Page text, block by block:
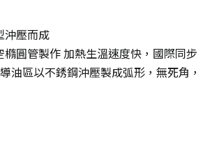
沖壓而成
橢圓管製作 加熱生溫速度快，國際同步
油區以不銹鋼沖壓製成弧形，無死角，